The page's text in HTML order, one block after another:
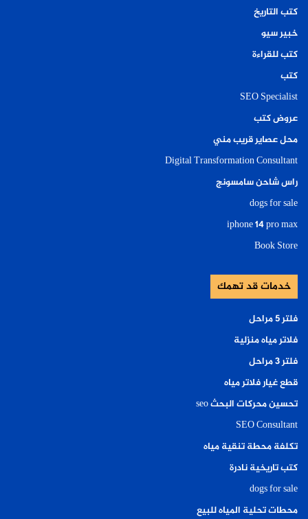
كتب التاريخ
خبير سيو
كتب للقراءة
كتب
SEO Specialist
عروض كتب
محل عصاير قريب مني
Digital Transformation Consultant
راس شاحن سامسونج
dogs for sale
iphone 14 pro max
Book Store
خدمات قد تهمك
فلتر ٥ مراحل
فلاتر مياه منزلية
فلتر ٣ مراحل
قطع غيار فلاتر مياه
تحسين محركات البحث seo
SEO Consultant
تكلفة محطة تنقية مياه
كتب تاريخية نادرة
dogs for sale
محطات تحلية المياه للبيع